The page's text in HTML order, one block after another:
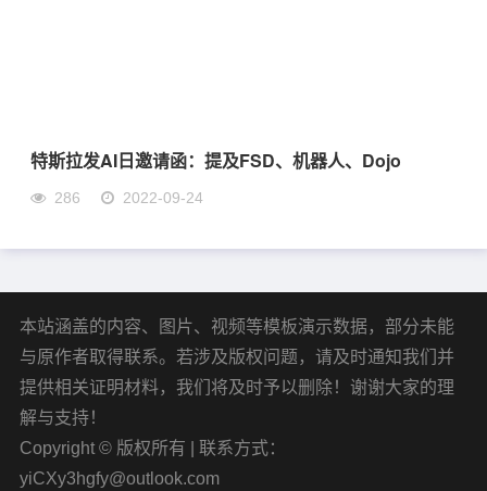
特斯拉发AI日邀请函：提及FSD、机器人、Dojo
286 2022-09-24
本站涵盖的内容、图片、视频等模板演示数据，部分未能
与原作者取得联系。若涉及版权问题，请及时通知我们并
提供相关证明材料，我们将及时予以删除！谢谢大家的理
解与支持！
Copyright © 版权所有 | 联系方式：
yiCXy3hgfy@outlook.com